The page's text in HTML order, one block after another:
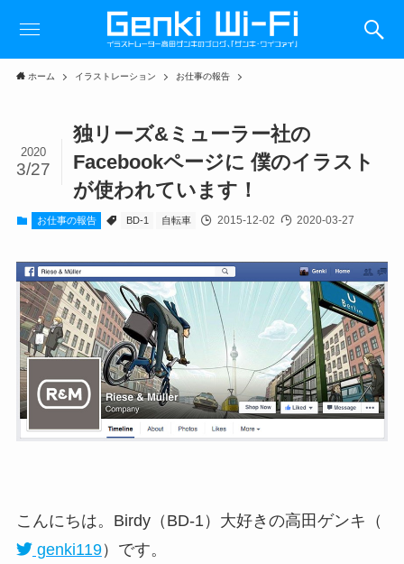
ホーム イラストレーション お仕事の報告
独リーズ&ミューラー社の
Facebookページに 僕のイラスト
が使われています！
2020
3/27
お仕事の報告 BD-1 自転車 2015-12-02 2020-03-27
こんにちは。Birdy（BD-1）大好きの高田ゲンキ（
genki119）です。